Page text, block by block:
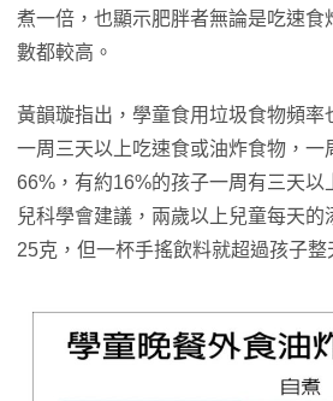
煮一倍，也顯示肥胖者無論是吃速食
數都較高。
黃韻璇指出，學童食用垃圾食物頻率
一周三天以上吃速食或油炸食物，一
66%，有約16%的孩子一周有三天以
兒科學會建議，兩歲以上兒童每天的
25克，但一杯手搖飲料就超過孩子整